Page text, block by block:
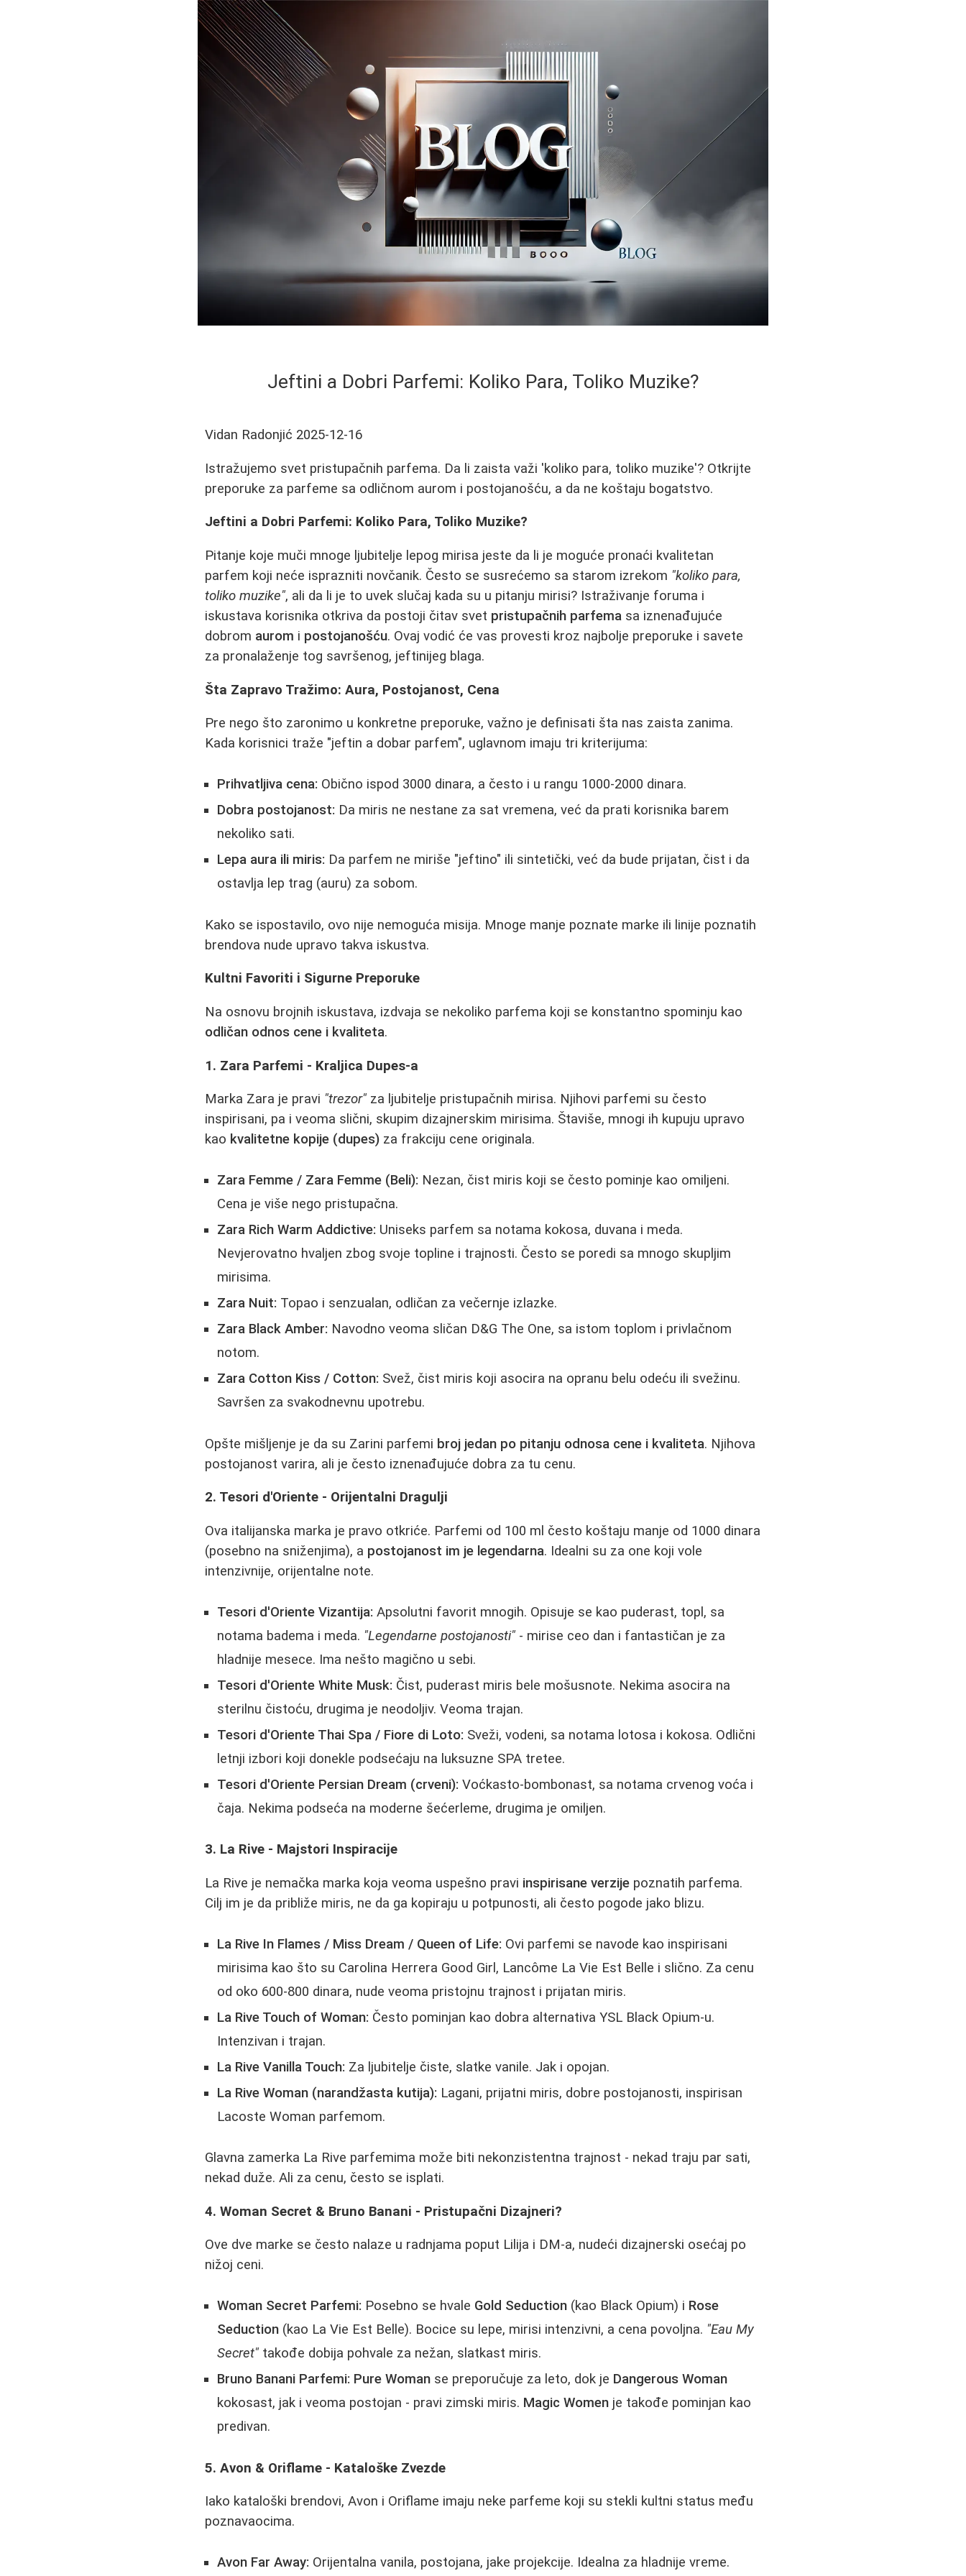
Jeftini a Dobri Parfemi: Koliko Para, Toliko Muzike?
Vidan Radonjić 2025-12-16
Istražujemo svet pristupačnih parfema. Da li zaista važi 'koliko para, toliko muzike'? Otkrijte
preporuke za parfeme sa odličnom aurom i postojanošću, a da ne koštaju bogatstvo.
Jeftini a Dobri Parfemi: Koliko Para, Toliko Muzike?
Pitanje koje muči mnoge ljubitelje lepog mirisa jeste da li je moguće pronaći kvalitetan
parfem koji neće isprazniti novčanik. Često se susrećemo sa starom izrekom "koliko para,
toliko muzike", ali da li je to uvek slučaj kada su u pitanju mirisi? Istraživanje foruma i
iskustava korisnika otkriva da postoji čitav svet pristupačnih parfema sa iznenađujuće
dobrom aurom i postojanošću. Ovaj vodić će vas provesti kroz najbolje preporuke i savete
za pronalaženje tog savršenog, jeftinijeg blaga.
Šta Zapravo Tražimo: Aura, Postojanost, Cena
Pre nego što zaronimo u konkretne preporuke, važno je definisati šta nas zaista zanima.
Kada korisnici traže "jeftin a dobar parfem", uglavnom imaju tri kriterijuma:
Prihvatljiva cena: Obično ispod 3000 dinara, a često i u rangu 1000-2000 dinara.
Dobra postojanost: Da miris ne nestane za sat vremena, već da prati korisnika barem
nekoliko sati.
Lepa aura ili miris: Da parfem ne miriše "jeftino" ili sintetički, već da bude prijatan, čist i da
ostavlja lep trag (auru) za sobom.
Kako se ispostavilo, ovo nije nemoguća misija. Mnoge manje poznate marke ili linije poznatih
brendova nude upravo takva iskustva.
Kultni Favoriti i Sigurne Preporuke
Na osnovu brojnih iskustava, izdvaja se nekoliko parfema koji se konstantno spominju kao
odličan odnos cene i kvaliteta.
1. Zara Parfemi - Kraljica Dupes-a
Marka Zara je pravi "trezor" za ljubitelje pristupačnih mirisa. Njihovi parfemi su često
inspirisani, pa i veoma slični, skupim dizajnerskim mirisima. Štaviše, mnogi ih kupuju upravo
kao kvalitetne kopije (dupes) za frakciju cene originala.
Zara Femme / Zara Femme (Beli): Nezan, čist miris koji se često pominje kao omiljeni.
Cena je više nego pristupačna.
Zara Rich Warm Addictive: Uniseks parfem sa notama kokosa, duvana i meda.
Nevjerovatno hvaljen zbog svoje topline i trajnosti. Često se poredi sa mnogo skupljim
mirisima.
Zara Nuit: Topao i senzualan, odličan za večernje izlazke.
Zara Black Amber: Navodno veoma sličan D&G The One, sa istom toplom i privlačnom
notom.
Zara Cotton Kiss / Cotton: Svež, čist miris koji asocira na opranu belu odeću ili svežinu.
Savršen za svakodnevnu upotrebu.
Opšte mišljenje je da su Zarini parfemi broj jedan po pitanju odnosa cene i kvaliteta. Njihova
postojanost varira, ali je često iznenađujuće dobra za tu cenu.
2. Tesori d'Oriente - Orijentalni Dragulji
Ova italijanska marka je pravo otkriće. Parfemi od 100 ml često koštaju manje od 1000 dinara
(posebno na sniženjima), a postojanost im je legendarna. Idealni su za one koji vole
intenzivnije, orijentalne note.
Tesori d'Oriente Vizantija: Apsolutni favorit mnogih. Opisuje se kao puderast, topl, sa
notama badema i meda. "Legendarne postojanosti" - mirise ceo dan i fantastičan je za
hladnije mesece. Ima nešto magično u sebi.
Tesori d'Oriente White Musk: Čist, puderast miris bele mošusnote. Nekima asocira na
sterilnu čistoću, drugima je neodoljiv. Veoma trajan.
Tesori d'Oriente Thai Spa / Fiore di Loto: Sveži, vodeni, sa notama lotosa i kokosa. Odlični
letnji izbori koji donekle podsećaju na luksuzne SPA tretee.
Tesori d'Oriente Persian Dream (crveni): Voćkasto-bombonast, sa notama crvenog voća i
čaja. Nekima podseća na moderne šećerleme, drugima je omiljen.
3. La Rive - Majstori Inspiracije
La Rive je nemačka marka koja veoma uspešno pravi inspirisane verzije poznatih parfema.
Cilj im je da približe miris, ne da ga kopiraju u potpunosti, ali često pogode jako blizu.
La Rive In Flames / Miss Dream / Queen of Life: Ovi parfemi se navode kao inspirisani
mirisima kao što su Carolina Herrera Good Girl, Lancôme La Vie Est Belle i slično. Za cenu
od oko 600-800 dinara, nude veoma pristojnu trajnost i prijatan miris.
La Rive Touch of Woman: Često pominjan kao dobra alternativa YSL Black Opium-u.
Intenzivan i trajan.
La Rive Vanilla Touch: Za ljubitelje čiste, slatke vanile. Jak i opojan.
La Rive Woman (narandžasta kutija): Lagani, prijatni miris, dobre postojanosti, inspirisan
Lacoste Woman parfemom.
Glavna zamerka La Rive parfemima može biti nekonzistentna trajnost - nekad traju par sati,
nekad duže. Ali za cenu, često se isplati.
4. Woman Secret & Bruno Banani - Pristupačni Dizajneri?
Ove dve marke se često nalaze u radnjama poput Lilija i DM-a, nudeći dizajnerski osećaj po
nižoj ceni.
Woman Secret Parfemi: Posebno se hvale Gold Seduction (kao Black Opium) i Rose
Seduction (kao La Vie Est Belle). Bocice su lepe, mirisi intenzivni, a cena povoljna. "Eau My
Secret" takođe dobija pohvale za nežan, slatkast miris.
Bruno Banani Parfemi: Pure Woman se preporučuje za leto, dok je Dangerous Woman
kokosast, jak i veoma postojan - pravi zimski miris. Magic Women je takođe pominjan kao
predivan.
5. Avon & Oriflame - Kataloške Zvezde
Iako kataloški brendovi, Avon i Oriflame imaju neke parfeme koji su stekli kultni status među
poznavaocima.
Avon Far Away: Orijentalna vanila, postojana, jake projekcije. Idealna za hladnije vreme.